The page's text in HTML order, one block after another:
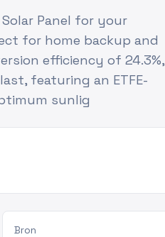
Panel for your
for home backup and
efficiency of 24.3%,
featuring an ETFE-
sunlig
Bron